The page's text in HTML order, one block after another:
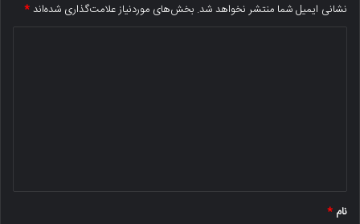
نشانی ایمیل شما منتشر نخواهد شد. بخش‌های موردنیاز علامت‌گذاری شده‌اند*
نام *